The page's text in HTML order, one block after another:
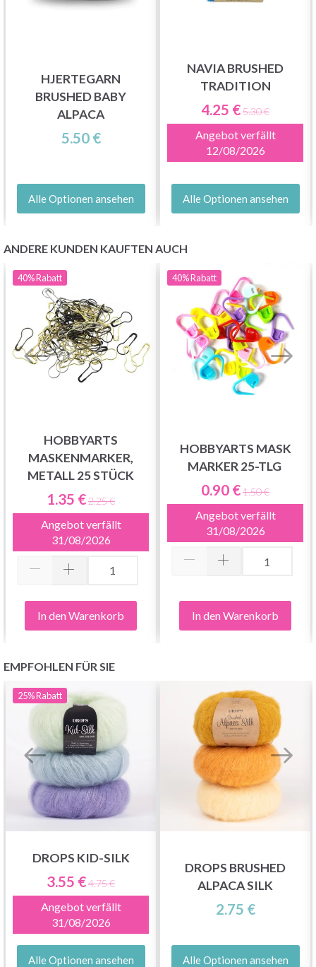
HJERTEGARN
BRUSHED BABY
ALPACA
5.50 €
Alle Optionen ansehen
NAVIA BRUSHED
TRADITION
4.25 €5.30 €
Angebot verfällt
12/08/2026
Alle Optionen ansehen
ANDERE KUNDEN KAUFTEN AUCH
40%Rabatt
HOBBYARTS
MASKENMARKER,
METALL 25 STÜCK
1.35 €2.25 €
Angebot verfällt
31/08/2026
In den Warenkorb
40%Rabatt
HOBBYARTS MASK
MARKER 25-TLG
0.90 €1.50 €
Angebot verfällt
31/08/2026
In den Warenkorb
EMPFOHLEN FÜR SIE
25%Rabatt
DROPS KID-SILK
3.55 €4.75 €
Angebot verfällt
31/08/2026
Alle Optionen ansehen
DROPS BRUSHED
ALPACA SILK
2.75 €
Alle Optionen ansehen
Angeboten!
Nein danke